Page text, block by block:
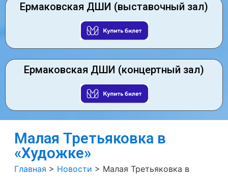
Ермаковская ДШИ (выставочный зал)
Ермаковская ДШИ (концертный зал)
Малая Третьяковка в
«Художке»
Главная > Новости > Малая Третьяковка в